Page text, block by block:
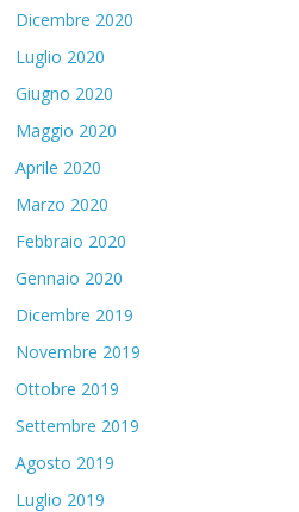
Dicembre 2020
Luglio 2020
Giugno 2020
Maggio 2020
Aprile 2020
Marzo 2020
Febbraio 2020
Gennaio 2020
Dicembre 2019
Novembre 2019
Ottobre 2019
Settembre 2019
Agosto 2019
Luglio 2019